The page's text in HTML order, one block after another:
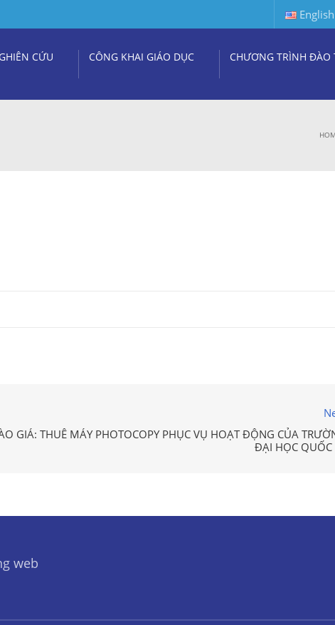
English
CỨU CÔNG KHAI GIÁO DỤC CHƯƠNG TRÌNH ĐÀO
GIÁ: THUÊ MÁY PHOTOCOPY PHỤC VỤ HOẠT ĐỘNG CỦA
ĐẠI HỌC QUỐC
web